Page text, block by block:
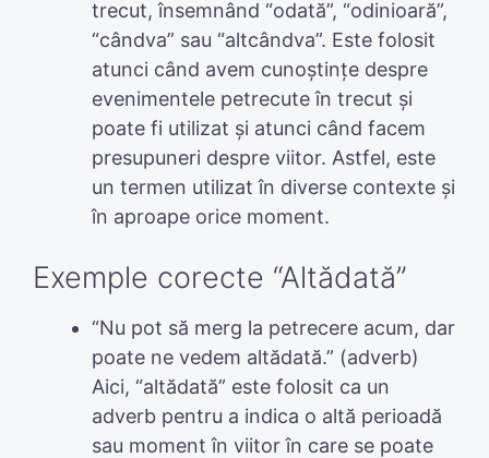
trecut, însemnând “odată”, “odinioară”,
“cândva” sau “altcândva”. Este folosit
atunci când avem cunoștințe despre
evenimentele petrecute în trecut și
poate fi utilizat și atunci când facem
presupuneri despre viitor. Astfel, este
un termen utilizat în diverse contexte și
în aproape orice moment.
Exemple corecte “Altădată”
“Nu pot să merg la petrecere acum, dar
poate ne vedem altădată.” (adverb)
Aici, “altădată” este folosit ca un
adverb pentru a indica o altă perioadă
sau moment în viitor în care se poate